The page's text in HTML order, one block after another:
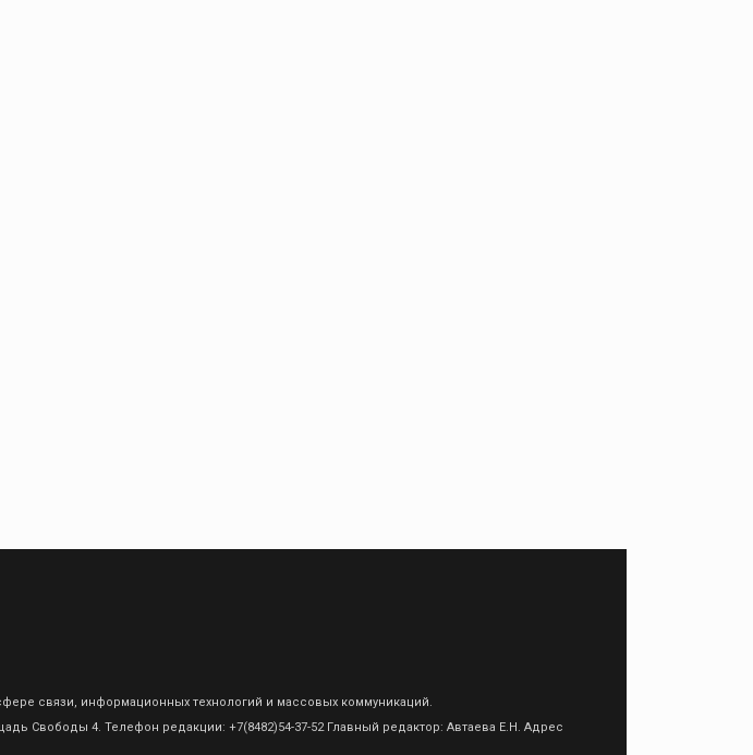
связи, информационных технологий и массовых коммуникаций.
Свободы 4. Телефон редакции: +7(8482)54-37-52 Главный редактор: Автаева Е.Н. Адрес